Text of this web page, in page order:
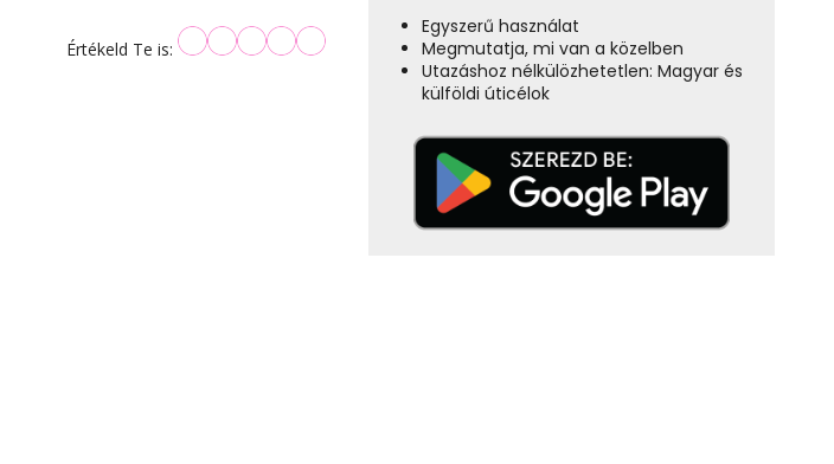
Értékeld Te is:
Egyszerű használat
Megmutatja, mi van a közelben
Utazáshoz nélkülözhetetlen: Magyar és
külföldi úticélok